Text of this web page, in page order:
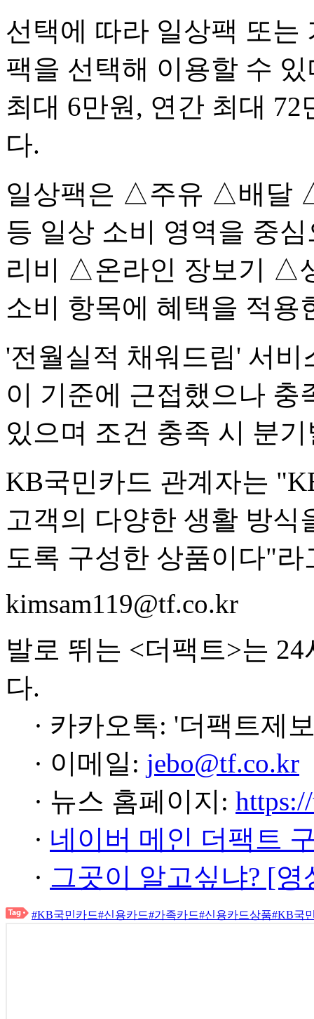
선택에 따라 일상팩 또는
팩을 선택해 이용할 수
최대 6만원, 연간 최대
다.
일상팩은 △주유 △배달
등 일상 소비 영역을 중
리비 △온라인 장보기 △
소비 항목에 혜택을 적용
'전월실적 채워드림' 서
이 기준에 근접했으나 충
있으며 조건 충족 시 분
KB국민카드 관계자는
고객의 다양한 생활 방식
도록 구성한 상품이다"라
kimsam119@tf.co.kr
발로 뛰는 <더팩트>는
다.
· 카카오톡: '더팩트제
· 이메일: jebo@tf.co.kr
· 뉴스 홈페이지:
· 네이버 메인 더팩트
· 그곳이 알고싶냐? [
#KB국민카드#신용카드#가족카드#신용카드상품#KB국